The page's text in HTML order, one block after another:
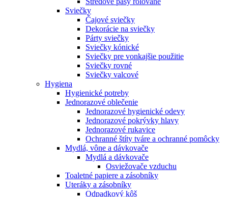
Sviečky
Čajové sviečky
Dekorácie na sviečky
Párty sviečky
Sviečky kónické
Sviečky pre vonkajšie použitie
Sviečky rovné
Sviečky valcové
Hygiena
Hygienické potreby
Jednorazové oblečenie
Jednorazové hygienické odevy
Jednorazové pokrývky hlavy
Jednorazové rukavice
Ochranné štíty tváre a ochranné pomôcky
Mydlá, vône a dávkovače
Mydlá a dávkovače
Osviežovače vzduchu
Toaletné papiere a zásobníky
Uteráky a zásobníky
Odpadkový kôš